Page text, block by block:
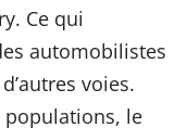
Ce qui
automobilistes
voies.
populations, le